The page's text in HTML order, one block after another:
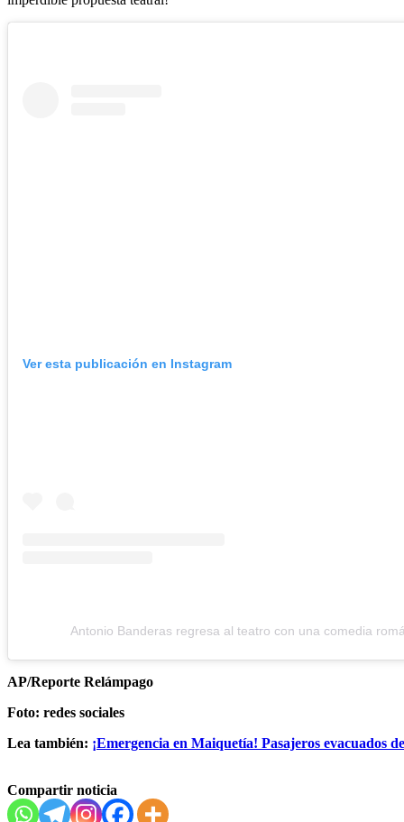
Ver esta publicación en Instagram
Antonio Banderas regresa al teatro con una comedia
AP/Reporte Relámpago
Foto: redes sociales
Lea también: ¡Emergencia en Maiquetía! Pasajeros evacuados
Compartir noticia